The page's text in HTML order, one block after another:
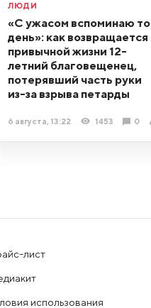
ЛЮДИ
«С ужасом вспоминаю
день»: как возвращается
привычной жизни 12-
летний благовещенец,
потерявший часть руки
из-за взрыва петарды
6 августа, 13:22 1453 0
лист
использования